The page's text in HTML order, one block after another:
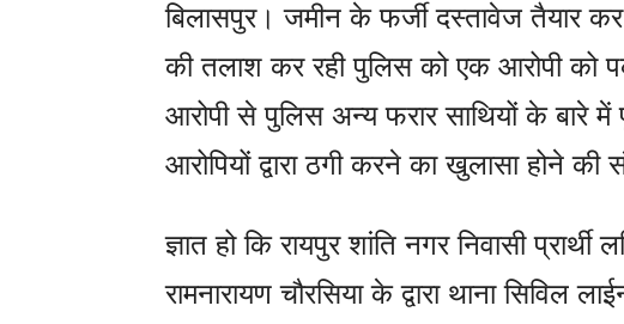
बिलासपुर। जमीन के फर्जी दस्तावेज तैयार
की तलाश कर रही पुलिस को एक आरोपी को
आरोपी से पुलिस अन्य फरार साथियों के बारे
आरोपियों द्वारा ठगी करने का खुलासा होने की
ज्ञात हो कि रायपुर शांति नगर निवासी प्रार्थी
रामनारायण चौरसिया के द्वारा थाना सिविल